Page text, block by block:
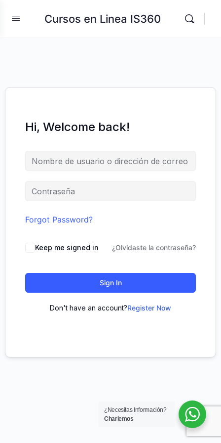
Cursos en Linea IS360
Hi, Welcome back!
Forgot Password?
Keep me signed in ¿Olvidaste la contraseña?
Sign In
Don't have an account?Register Now
¿Necesitas Información?
Charlemos